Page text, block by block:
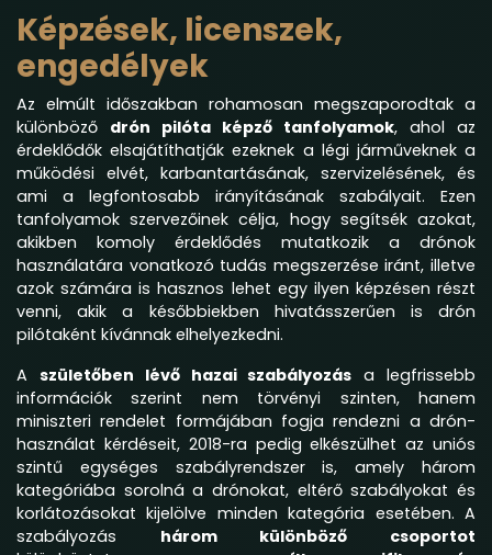
Képzések, licenszek,
engedélyek
Az elmúlt időszakban rohamosan megszaporodtak a
különböző drón pilóta képző tanfolyamok, ahol az
érdeklődők elsajátíthatják ezeknek a légi járműveknek a
működési elvét, karbantartásának, szervizelésének, és
ami a legfontosabb irányításának szabályait. Ezen
tanfolyamok szervezőinek célja, hogy segítsék azokat,
akikben komoly érdeklődés mutatkozik a drónok
használatára vonatkozó tudás megszerzése iránt, illetve
azok számára is hasznos lehet egy ilyen képzésen részt
venni, akik a későbbiekben hivatásszerűen is drón
pilótaként kívánnak elhelyezkedni.
A születőben lévő hazai szabályozás a legfrissebb
információk szerint nem törvényi szinten, hanem
miniszteri rendelet formájában fogja rendezni a drón-
használat kérdéseit, 2018-ra pedig elkészülhet az uniós
szintű egységes szabályrendszer is, amely három
kategóriába sorolná a drónokat, eltérő szabályokat és
korlátozásokat kijelölve minden kategória esetében. A
szabályozás három különböző csoportot